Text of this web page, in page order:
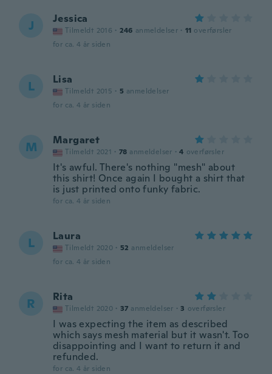
J Jessica
Tilmeldt 2016 · 246 anmeldelser · 11 overførsler
for ca. 4 år siden
L Lisa
Tilmeldt 2015 · 5 anmeldelser
for ca. 4 år siden
M Margaret
Tilmeldt 2021 · 78 anmeldelser · 4 overførsler
It's awful. There's nothing "mesh" about
this shirt! Once again I bought a shirt that
is just printed onto funky fabric.
for ca. 4 år siden
L Laura
Tilmeldt 2020 · 52 anmeldelser
for ca. 4 år siden
R Rita
Tilmeldt 2020 · 37 anmeldelser · 3 overførsler
I was expecting the item as described
which says mesh material but it wasn't. Too
disappointing and I want to return it and
refunded.
for ca. 4 år siden